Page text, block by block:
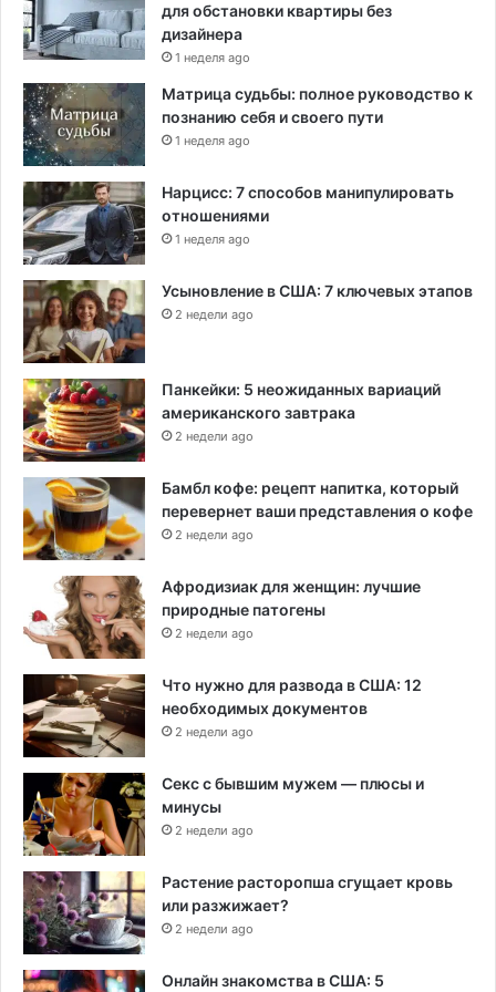
для обстановки квартиры без
дизайнера
1 неделя ago
Матрица судьбы: полное руководство к
познанию себя и своего пути
1 неделя ago
Нарцисс: 7 способов манипулировать
отношениями
1 неделя ago
Усыновление в США: 7 ключевых этапов
2 недели ago
Панкейки: 5 неожиданных вариаций
американского завтрака
2 недели ago
Бамбл кофе: рецепт напитка, который
перевернет ваши представления о кофе
2 недели ago
Афродизиак для женщин: лучшие
природные патогены
2 недели ago
Что нужно для развода в США: 12
необходимых документов
2 недели ago
Секс с бывшим мужем — плюсы и
минусы
2 недели ago
Растение расторопша сгущает кровь
или разжижает?
2 недели ago
Онлайн знакомства в США: 5